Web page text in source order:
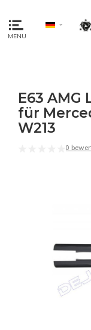
MENU
E63
für
W213
0